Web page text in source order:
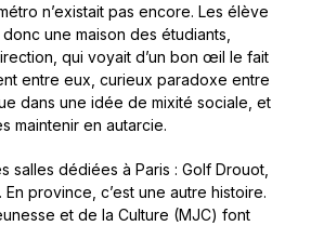
n’existait pas encore. Les élève
une maison des étudiants,
qui voyait d’un bon œil le fait
entre eux, curieux paradoxe entre
dans une idée de mixité sociale, et
maintenir en autarcie.
salles dédiées à Paris : Golf Drouot,
province, c’est une autre histoire.
et de la Culture (MJC) font